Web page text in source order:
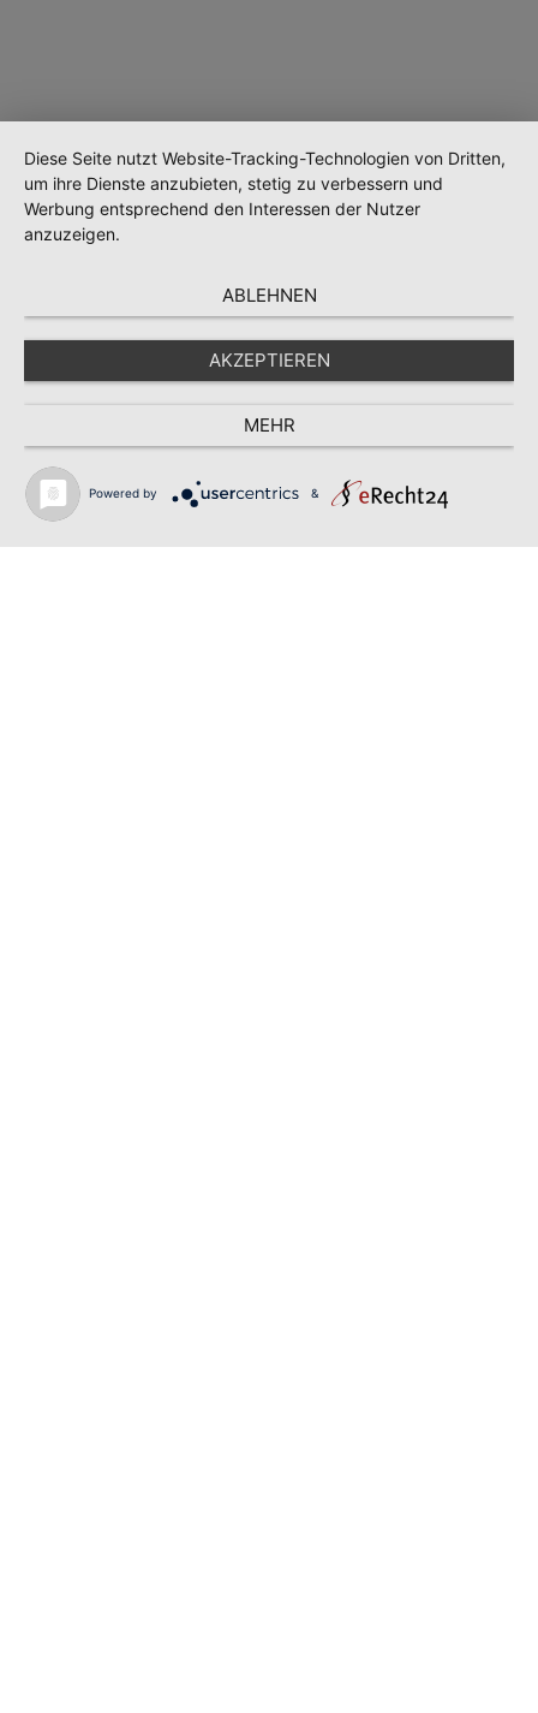
Wird geladen …
Diese Seite nutzt Website-Tracking-Technologien von Dritten,
um ihre Dienste anzubieten, stetig zu verbessern und
Werbung entsprechend den Interessen der Nutzer
anzuzeigen.
ABLEHNEN
AKZEPTIEREN
MEHR
Powered by &